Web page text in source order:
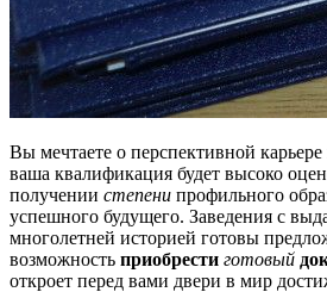
Вы мечтаете о перспективной
ваша квалификация будет высоко
получении степени профильного
успешного будущего. Заведения с
многолетней историей готовы
возможность приобрести готовый
откроет перед вами двери в мир